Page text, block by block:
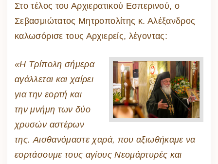
Στο τέλος του Αρχιερατικού Εσπερινού, ο
Σεβασμιώτατος Μητροπολίτης κ. Αλέξανδρος
καλωσόρισε τους Αρχιερείς, λέγοντας:
«Η Τρίπολη σήμερα
αγάλλεται και χαίρει
για την εορτή και
την μνήμη των δύο
χρυσών αστέρων
της. Αισθανόμαστε χαρά, που αξιωθήκαμε να
εορτάσουμε τους αγίους Νεομάρτυρές και